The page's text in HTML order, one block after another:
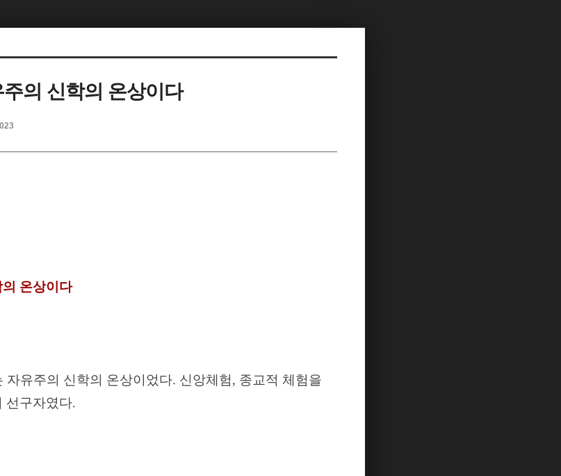
의 신학의 온상이다
온상이다
자유주의 신학의 온상이었다. 신앙체험, 종교적 체험을
선구자였다.